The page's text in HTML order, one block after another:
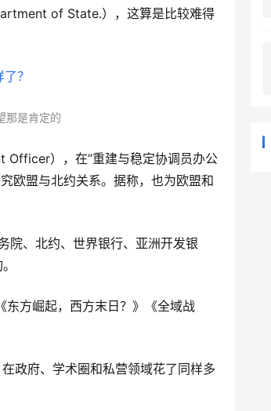
of State.），这算是比较难得
那是肯定的
盟与北约关系。据称，也为欧盟和
院、北约、世界银行、亚洲开发银